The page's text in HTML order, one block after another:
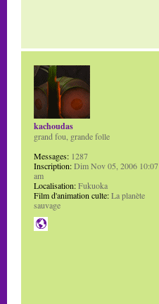
kachoudas
grand fou, grande folle
Messages: 1287
Inscription:Dim Nov 05, 2006 10:07
am
Localisation:Fukuoka
Film d'animation culte:La planète
sauvage